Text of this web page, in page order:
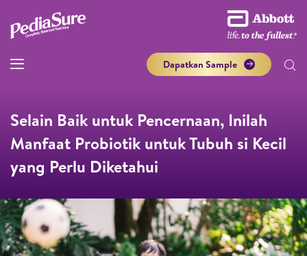
Dapatkan Sample
Selain Baik untuk Pencernaan, Inilah
Manfaat Probiotik untuk Tubuh si Kecil
yang Perlu Diketahui